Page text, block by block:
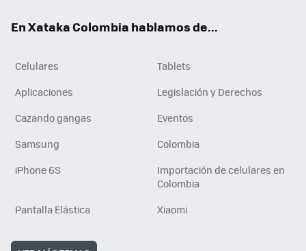
En Xataka Colombia hablamos de...
Celulares
Tablets
Aplicaciones
Legislación y Derechos
Cazando gangas
Eventos
Samsung
Colombia
iPhone 6S
Importación de celulares en
Colombia
Pantalla Elástica
Xiaomi